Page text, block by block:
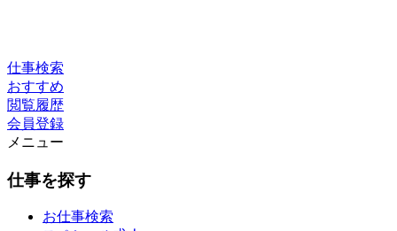
仕事検索
おすすめ
閲覧履歴
会員登録
メニュー
仕事を探す
お仕事検索